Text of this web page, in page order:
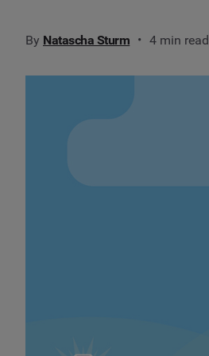
By Natascha Sturm 4 min read